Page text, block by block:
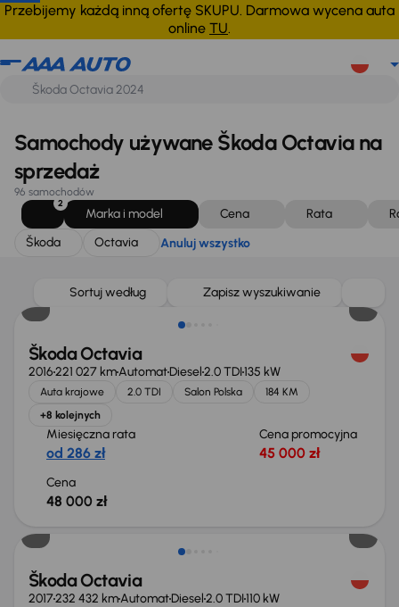
Przebijemy każdą inną ofertę SKUPU. Darmowa wycena auta
online TU.
Škoda Octavia Anuluj wszystko
Samochody używane Škoda Octavia na
sprzedaż
96 samochodów
2
Marka i model Cena Rata
Škoda
Octavia Anuluj wszystko
Sortuj według Zapisz wyszukiwanie
Škoda Octavia
2016221 027 kmAutomatDiesel2.0 TDI135 kW
Auta krajowe 2.0 TDI Salon Polska
184 KM
+8 kolejnych
Miesięczna rata
od 286 zł
Cena promocyjna
45 000 zł
Cena
48 000 zł
Taniej o 2 500 zł
Škoda Octavia
2017232 432 kmAutomatDiesel2.0 TDI110 kW